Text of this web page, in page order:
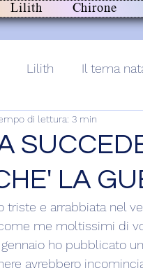
Lilith Chirone
Lilith Il tema
Lilith+
LA
di lettura: 3 min
triste e arrabbiata nel
me moltissimi di
ho pubblicato
avrebbero